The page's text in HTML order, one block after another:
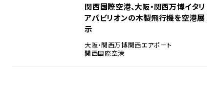
関西国際空港、大阪・関西万博イタリ
アパビリオンの木製飛行機を空港展
示
大阪・関西万博関西エアポート
関西国際空港